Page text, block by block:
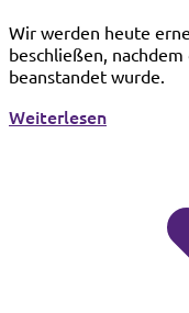
Wir werden heute
beschließen,
beanstandet wurde.
Weiterlesen: Volt